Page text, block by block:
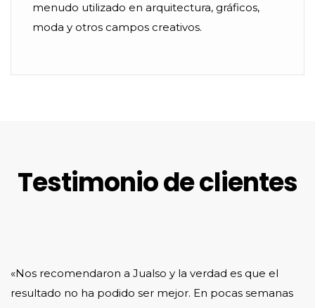
menudo utilizado en arquitectura, gráficos,
moda y otros campos creativos.
Testimonio de clientes
«Nos recomendaron a Jualso y la verdad es que el
resultado no ha podido ser mejor. En pocas semanas